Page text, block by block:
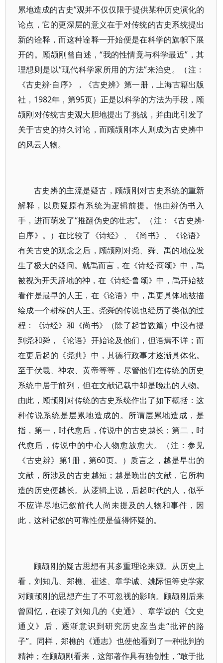
累地造成的古史”观并不仅仅限于提供某种历史演化的
论点，它的更深层的意义在于对传统的古史系统提出
新的诠释，而这种诠释一开始便是在科学的旗帜下展
开的。顾颉刚曾自述，“我的性情竟与科学最近”，其
理想则是以“现代科学家所用的方法”来治史。（注：
《古史辨·自序》，《古史辨》第一册，上海古籍出版
社，1982年，第95页）正是以科学的方法为手段，顾
颉刚对传统古史观大胆地提出了挑战，并由此引发了
关于古史的持久讨论，而顾颉刚本人则成为古史辨中
的风云人物。
古史辨的主流是疑古，顾颉刚对古史系统的重新
解释，以质疑原有系统为逻辑前提。他由辨伪书入
手，进而萌发了“推翻伪史的壮志”。（注：《古史辨·
自序》。）在比较了《诗经》、《尚书》、《论语》
有关古史的观念之后，顾颉刚对尧、舜、禹的地位发
生了极大的疑问。就禹而言，在《诗经·商颂》中，禹
被视为开天辟地的神，在《诗经·鲁颂》中，禹开始被
看作是最早的人王，在《论语》中，禹更具体地被描
绘成一个耕稼的人王。尧舜的传说也经历了类似的过
程：《诗经》和《尚书》（除了起首数篇）中没有提
到尧和舜，《论语》开始论及他们，但语焉不详；而
在更后起的《尧典》中，其德行政事才逐渐具体化。
至于伏羲、神农、黄帝等等，尽管他们在传统的历史
系统中居于前列，但在文献记载中却是晚出的人物。
由此，顾颉刚对传统的古史系统作出了如下概括：这
种传说系统是层累地造成的。所谓层累地造成，是
指，第一，时代愈后，传说中的古史越长；第二，时
代愈后，传说中的中心人物愈放愈大。（注：参见
《古史辨》第1册，第60页。）质言之，越是早出的
文献，所涉及的古史越短；越是晚出的文献，它所构
造的历史便越长。从逻辑上说，后起时代的人，似乎
不应详尽地记叙前代人尚未提及的人物和事件，因
此，这种记叙的可靠性便是值得怀疑的。
顾颉刚的疑古思想有其多重理论来源。从历史上
看，刘知几、郑樵、崔述、章学诚、姚际恒等史学家
对顾颉刚的思想产生了不可忽视的影响。顾颉刚后来
曾回忆，在读了刘知几的《史通》、章学诚的《文史
通义》后，逐渐意识到研究历史应当走“批评的路
子”。同样，郑樵的《通志》也使他看到了一种批判的
精神；在顾颉刚看来，这部著作具有独创性，“敢于批